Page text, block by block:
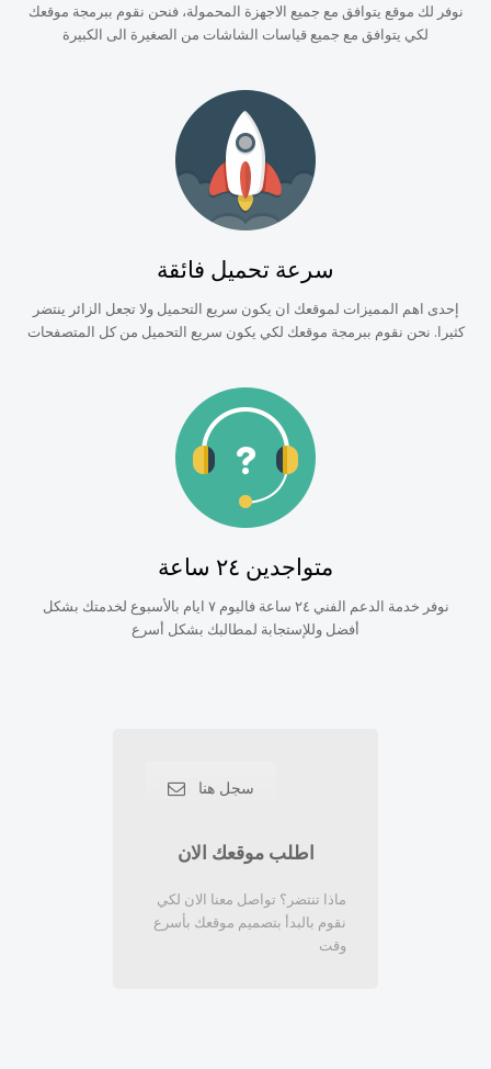
نوفر لك موقع يتوافق مع جميع الاجهزة المحمولة، فنحن نقوم ببرمجة موقعك
لكي يتوافق مع جميع قياسات الشاشات من الصغيرة الى الكبيرة
سرعة تحميل فائقة
إحدى اهم المميزات لموقعك ان يكون سريع التحميل ولا تجعل الزائر ينتضر
كثيرا. نحن نقوم ببرمجة موقعك لكي يكون سريع التحميل من كل المتصفحات
متواجدين ٢٤ ساعة
نوفر خدمة الدعم الفني ٢٤ ساعة فاليوم ٧ ايام بالأسبوع لخدمتك بشكل
أفضل وللإستجابة لمطالبك بشكل أسرع
سجل هنا
اطلب موقعك الان
ماذا تنتضر؟ تواصل معنا الان لكي
نقوم بالبدأ بتصميم موقعك بأسرع
وقت